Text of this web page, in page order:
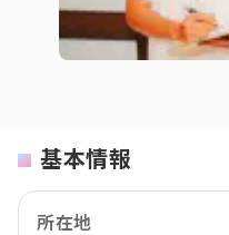
基本情報
所在地